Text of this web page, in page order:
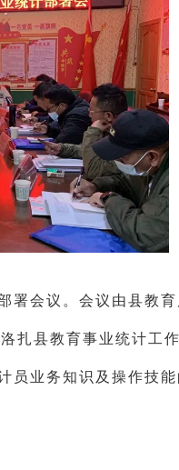
会议。会议由县教
扎县教育事业统计工
员业务知识及操作技